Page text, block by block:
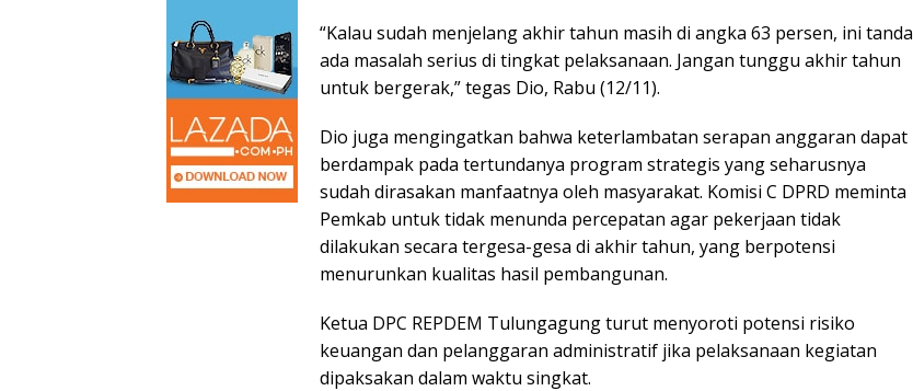
“Kalau sudah menjelang akhir tahun masih di angka 63 persen, ini tanda
ada masalah serius di tingkat pelaksanaan. Jangan tunggu akhir tahun
untuk bergerak,” tegas Dio, Rabu (12/11).
Dio juga mengingatkan bahwa keterlambatan serapan anggaran dapat
berdampak pada tertundanya program strategis yang seharusnya
sudah dirasakan manfaatnya oleh masyarakat. Komisi C DPRD meminta
Pemkab untuk tidak menunda percepatan agar pekerjaan tidak
dilakukan secara tergesa-gesa di akhir tahun, yang berpotensi
menurunkan kualitas hasil pembangunan.
Ketua DPC REPDEM Tulungagung turut menyoroti potensi risiko
keuangan dan pelanggaran administratif jika pelaksanaan kegiatan
dipaksakan dalam waktu singkat.